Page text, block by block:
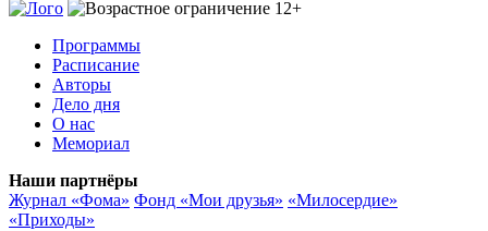
Программы
Расписание
Авторы
Дело дня
О нас
Мемориал
Наши партнёры
Журнал «Фома» Фонд «Мои друзья» «Милосердие»
«Приходы»